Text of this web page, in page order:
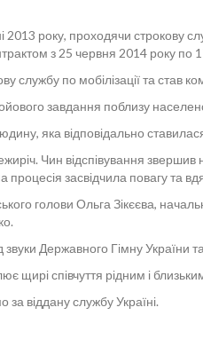
2013 року, проходячи
з 25 червня 2014 року по
службу по мобілізації та став
завдання поблизу
яка відповідально
Чин відспівування
засвідчила повагу та
голови Ольга Зікєєва,
Державного Гімну України
щирі співчуття рідним і
віддану службу Україні.